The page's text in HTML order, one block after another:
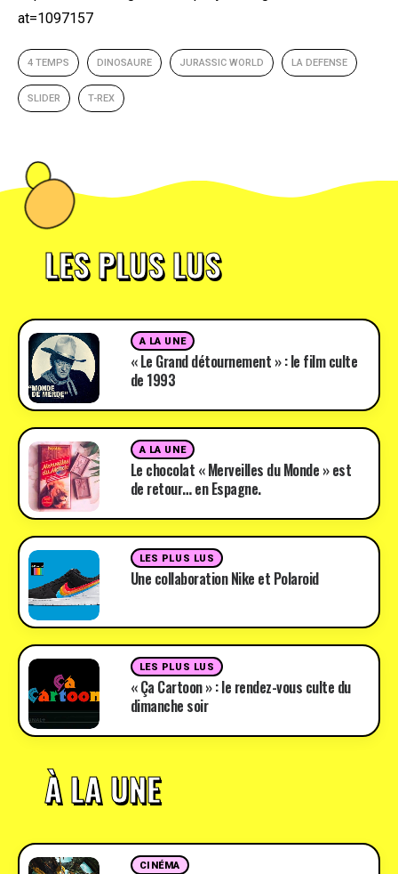
at=1097157
4 TEMPS DINOSAURE JURASSIC WORLD LA DEFENSE
SLIDER T-REX
LES PLUS LUS
A LA UNE
« Le Grand détournement » : le film culte
de 1993
A LA UNE
Le chocolat « Merveilles du Monde » est
de retour… en Espagne.
LES PLUS LUS
Une collaboration Nike et Polaroid
LES PLUS LUS
« Ça Cartoon » : le rendez-vous culte du
dimanche soir
À LA UNE
CINÉMA